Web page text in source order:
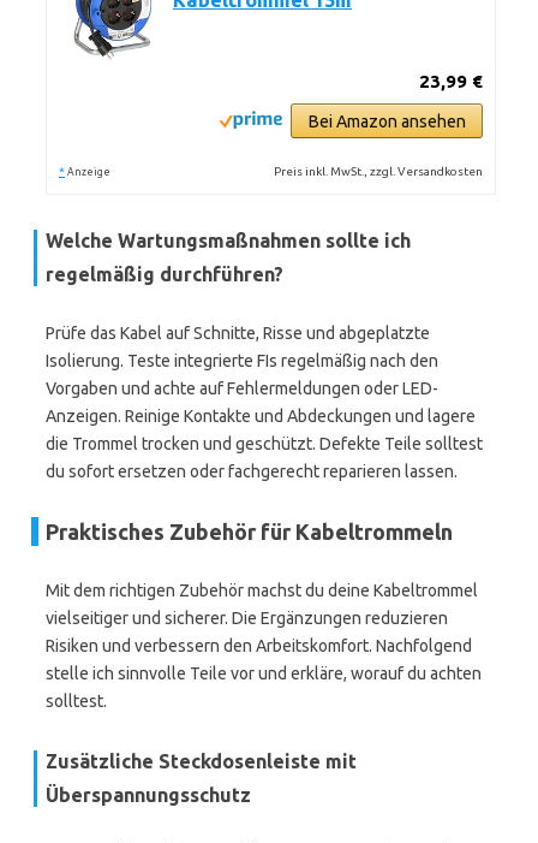
23,99 €
Bei Amazon ansehen
* Anzeige Preis inkl. MwSt., zzgl. Versandkosten
Welche Wartungsmaßnahmen sollte ich
regelmäßig durchführen?
Prüfe das Kabel auf Schnitte, Risse und abgeplatzte
Isolierung. Teste integrierte FIs regelmäßig nach den
Vorgaben und achte auf Fehlermeldungen oder LED-
Anzeigen. Reinige Kontakte und Abdeckungen und lagere
die Trommel trocken und geschützt. Defekte Teile solltest
du sofort ersetzen oder fachgerecht reparieren lassen.
Praktisches Zubehör für Kabeltrommeln
Mit dem richtigen Zubehör machst du deine Kabeltrommel
vielseitiger und sicherer. Die Ergänzungen reduzieren
Risiken und verbessern den Arbeitskomfort. Nachfolgend
stelle ich sinnvolle Teile vor und erkläre, worauf du achten
solltest.
Zusätzliche Steckdosenleiste mit
Überspannungsschutz